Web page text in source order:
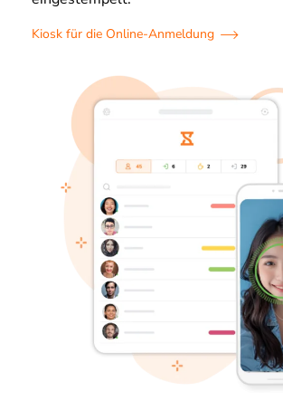
Kiosk für die Online-Anmeldung